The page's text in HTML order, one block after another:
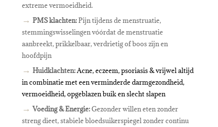
extreme vermoeidheid.
→ PMS klachten:Pijn tijdens de menstruatie,
stemmingswisselingen vóórdat de menstruatie
aanbreekt, prikkelbaar, verdrietig of boos zijn en
hoofdpijn
→ Huidklachten:Acne, eczeem, psoriasis & vrijwel altijd
incombinatie met een verminderde darmgezondheid,
vermoeidheid, opgeblazen buik en slecht slapen
→Voeding & Energie:Gezonder willen eten zonder
streng dieet, stabiele bloedsuikerspiegel zonder continu